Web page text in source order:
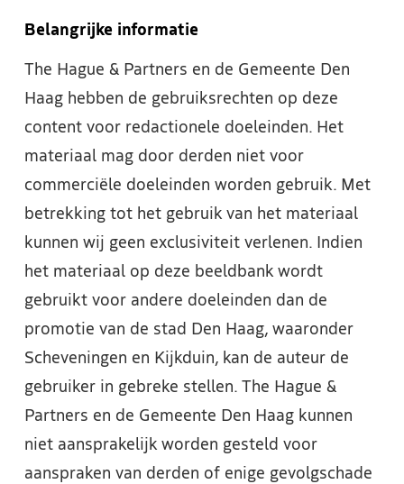
Belangrijke informatie
The Hague & Partners en de Gemeente Den
Haag hebben de gebruiksrechten op deze
content voor redactionele doeleinden. Het
materiaal mag door derden niet voor
commerciële doeleinden worden gebruik. Met
betrekking tot het gebruik van het materiaal
kunnen wij geen exclusiviteit verlenen. Indien
het materiaal op deze beeldbank wordt
gebruikt voor andere doeleinden dan de
promotie van de stad Den Haag, waaronder
Scheveningen en Kijkduin, kan de auteur de
gebruiker in gebreke stellen. The Hague &
Partners en de Gemeente Den Haag kunnen
niet aansprakelijk worden gesteld voor
aanspraken van derden of enige gevolgschade